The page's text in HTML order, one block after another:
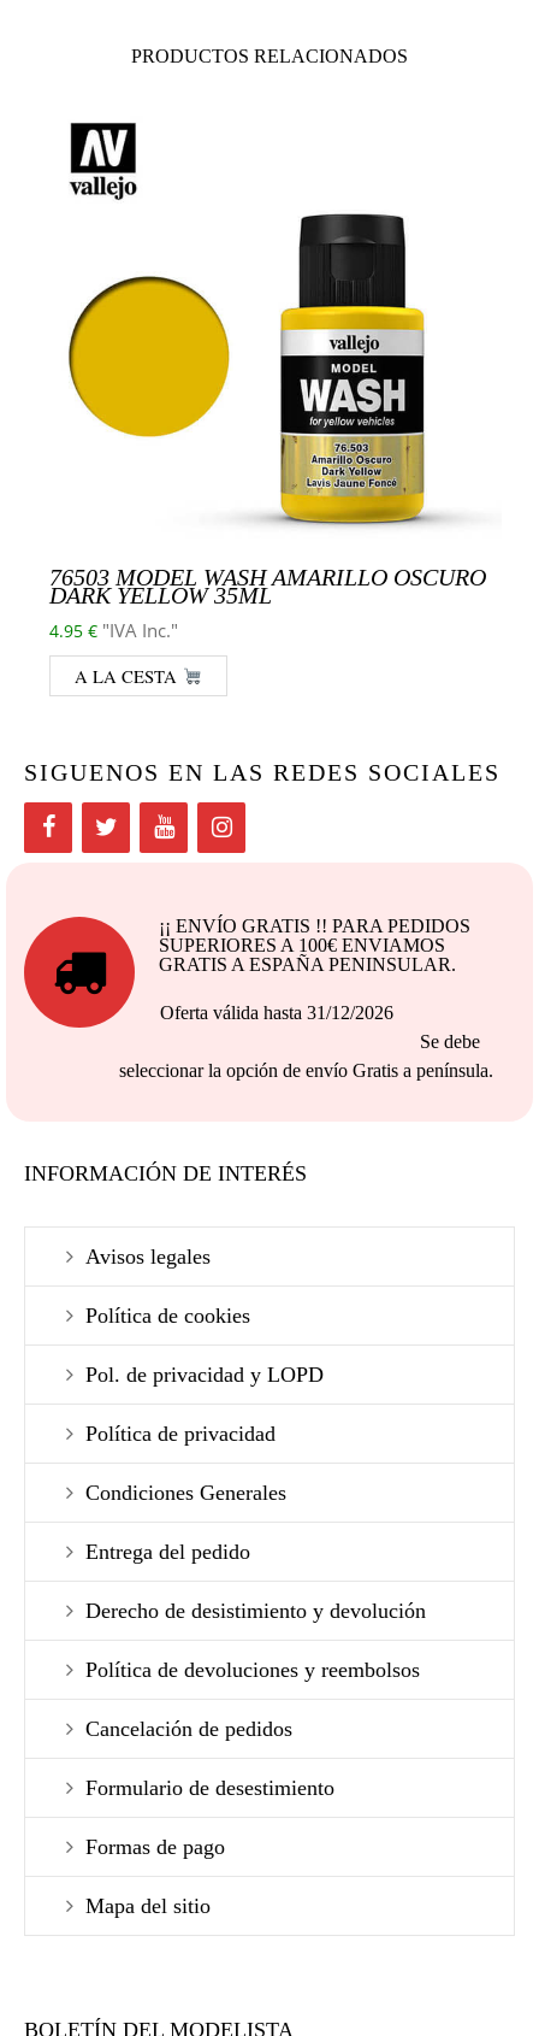
PRODUCTOS RELACIONADOS
76503 MODEL WASH AMARILLO OSCURO
DARK YELLOW 35ML
4.95 € "IVA Inc."
A LA CESTA
SIGUENOS EN LAS REDES SOCIALES
¡¡ ENVÍO GRATIS !! PARA PEDIDOS
SUPERIORES A 100€ ENVIAMOS
GRATIS A ESPAÑA PENINSULAR.
Oferta válida hasta 31/12/2026
Se debe
seleccionar la opción de envío Gratis a península.
INFORMACIÓN DE INTERÉS
Avisos legales
Política de cookies
Pol. de privacidad y LOPD
Política de privacidad
Condiciones Generales
Entrega del pedido
Derecho de desistimiento y devolución
Política de devoluciones y reembolsos
Cancelación de pedidos
Formulario de desestimiento
Formas de pago
Mapa del sitio
BOLETÍN DEL MODELISTA